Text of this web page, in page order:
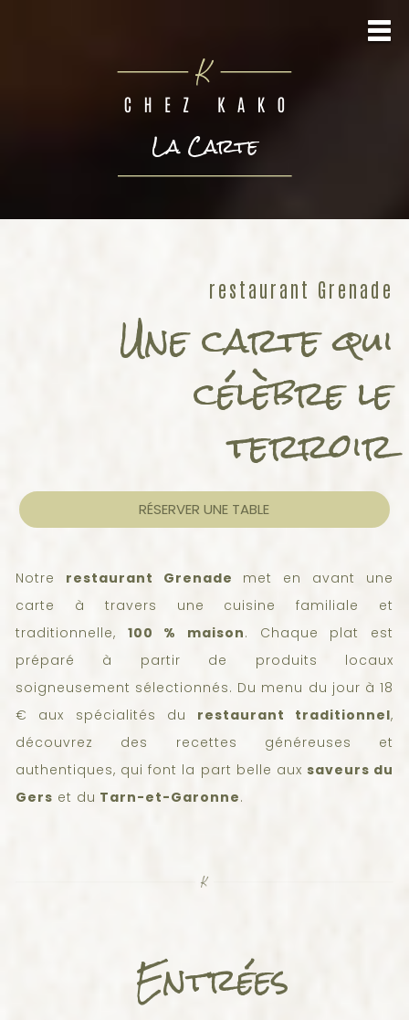
La Carte
restaurant Grenade
Une carte qui
célèbre le
terroir
RÉSERVER UNE TABLE
Notre restaurant Grenade met en avant une
carte à travers une cuisine familiale et
traditionnelle, 100 % maison. Chaque plat est
préparé à partir de produits locaux
soigneusement sélectionnés. Du menu du jour à 18
€ aux spécialités du
restaurant traditionnel,
découvrez des recettes généreuses et
authentiques, qui font la part belle auxsaveurs du
Gers et du Tarn-et-Garonne.
Entrées